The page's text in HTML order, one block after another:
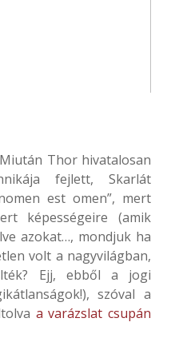
Thor hivatalosan
fejlett, Skarlát
est omen”, mert
képességeire (amik
azokat…, mondjuk ha
volt a nagyvilágban,
Ejj, ebből a jogi
szóval a
a varázslat csupán